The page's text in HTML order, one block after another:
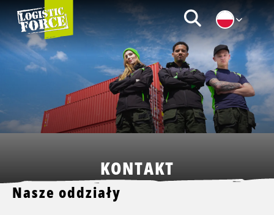
Logistic
Force
|
PL
Zoeken
KONTAKT
Nasze oddziały